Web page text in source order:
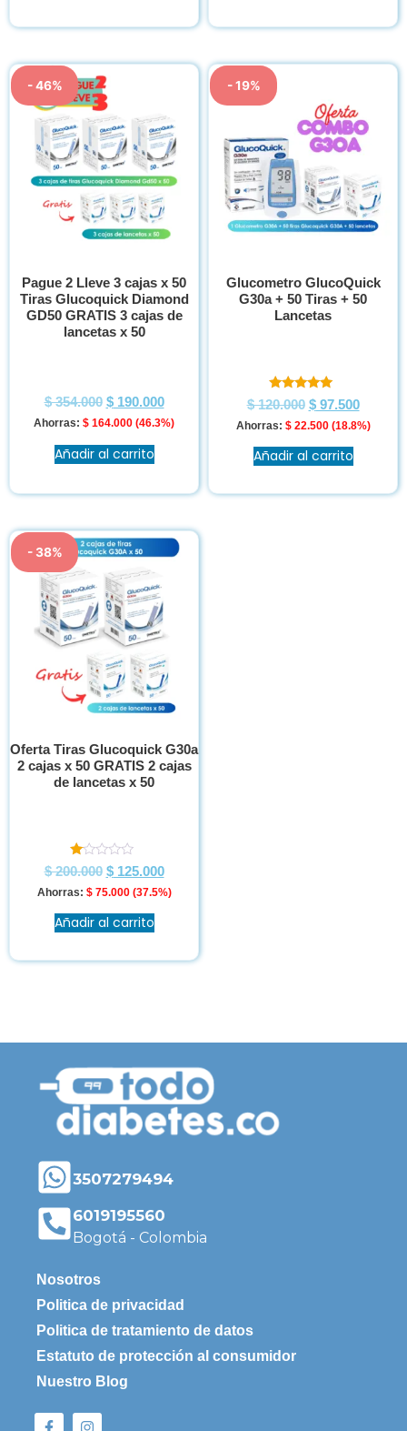
- 46%
Pague 2 Lleve 3 cajas x 50
Tiras Glucoquick Diamond
GD50 GRATIS 3 cajas de
lancetas x 50
$354.000 $190.000
Ahorras: $ 164.000 (46.3%)
Añadir al carrito
- 19%
Glucometro GlucoQuick
G30a + 50 Tiras + 50
Lancetas
Valorado en
5.00
de 5
$120.000 $97.500
Ahorras: $22.500 (18.8%)
Añadir al carrito
- 38%
Oferta Tiras Glucoquick G30a
2 cajas x 50 GRATIS 2 cajas
de lancetas x 50
Valorado
en
1.00
5
$200.000 $125.000
Ahorras: $75.000 (37.5%)
Añadir al carrito
3507279494
6019195560
Bogotá - Colombia
Nosotros
Politica de privacidad
Politica de tratamiento de datos
Estatuto de protección al consumidor
Nuestro Blog